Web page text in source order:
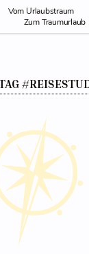
Vom Urlaubstraum
Zum Traumurlaub
NEWS